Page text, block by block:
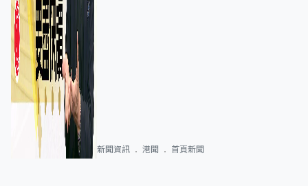
新聞資訊 港聞 首頁新聞